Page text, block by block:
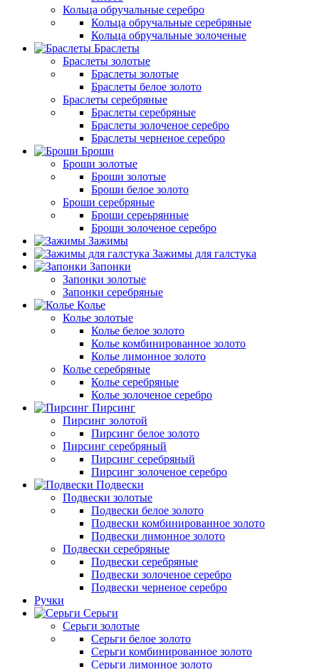
Кольца обручальные серебро
Кольца обручальные серебряные
Кольца обручальные золоченые
Браслеты
Браслеты золотые
Браслеты золотые
Браслеты белое золото
Браслеты серебряные
Браслеты cеребряные
Браслеты золоченое серебро
Браслеты черненое серебро
Броши
Броши золотые
Броши золотые
Броши белое золото
Броши серебряные
Броши сереьрянные
Броши золоченое серебро
Зажимы
Зажимы для галстука
Запонки
Запонки золотые
Запонки серебряные
Колье
Колье золотые
Колье белое золото
Колье комбинированное золото
Колье лимонное золото
Колье серебряные
Колье серебряные
Колье золоченое серебро
Пирсинг
Пирсинг золотой
Пирсинг белое золото
Пирсинг серебряный
Пирсинг серебряный
Пирсинг золоченое серебро
Подвески
Подвески золотые
Подвески белое золото
Подвески комбинированное золото
Подвески лимонное золото
Подвески серебряные
Подвески серебряные
Подвески золоченое серебро
Подвески черненое серебро
Ручки
Серьги
Серьги золотые
Серьги белое золото
Серьги комбинированное золото
Серьги лимонное золото